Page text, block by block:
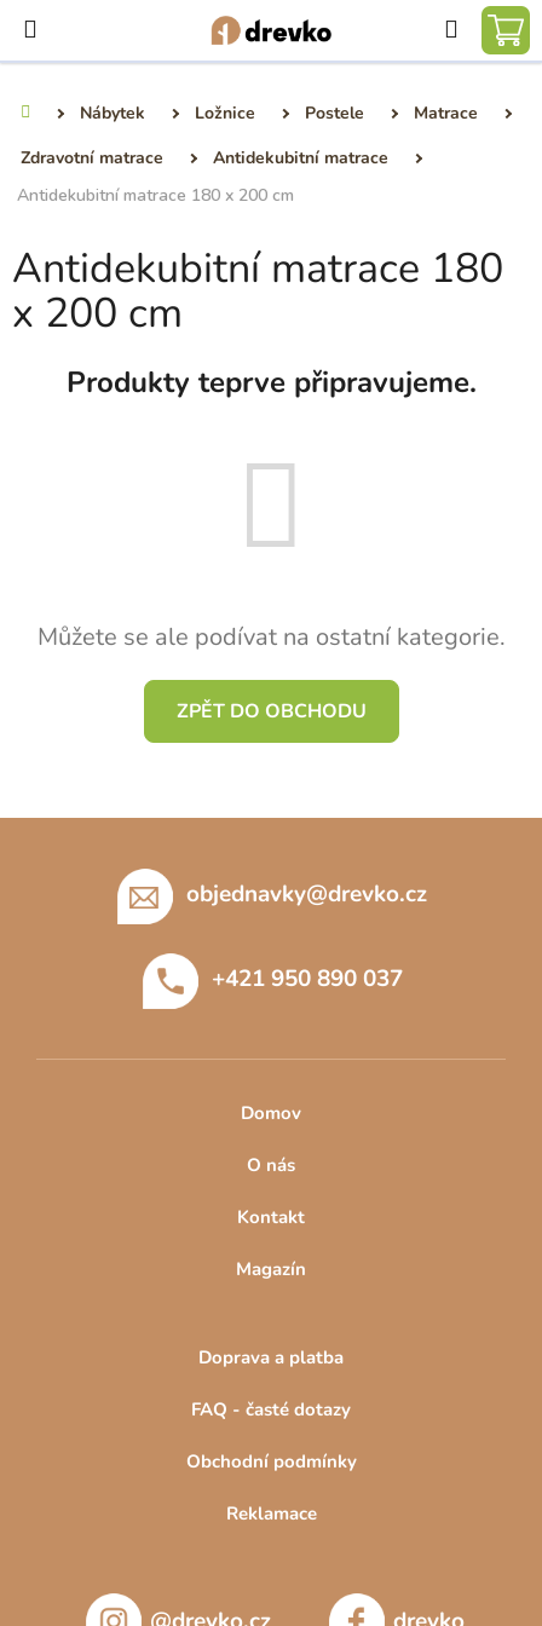
obsah
Hledat
Nábytek Ložnice Postele
Matrace
Zdravotní matrace
Antidekubitní matrace
Antidekubitní matrace 180 x 200 cm
Antidekubitní matrace 180
x 200 cm
Produkty teprve připravujeme.
Můžete se ale podívat na ostatní kategorie.
ZPĚT DO OBCHODU
objednavky@drevko.cz
+421 950 890 037
Domov
O nás
Kontakt
Magazín
Doprava a platba
FAQ - časté dotazy
Obchodní podmínky
Reklamace